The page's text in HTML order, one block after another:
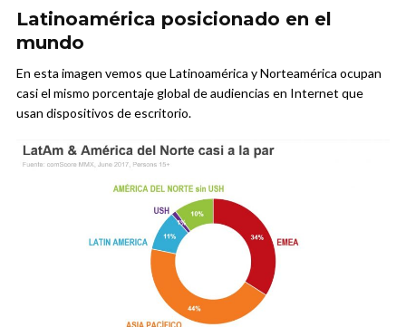
Latinoamérica posicionado en el
mundo
En esta imagen vemos que Latinoamérica y Norteamérica ocupan
casi el mismo porcentaje global de audiencias en Internet que
usan dispositivos de escritorio.